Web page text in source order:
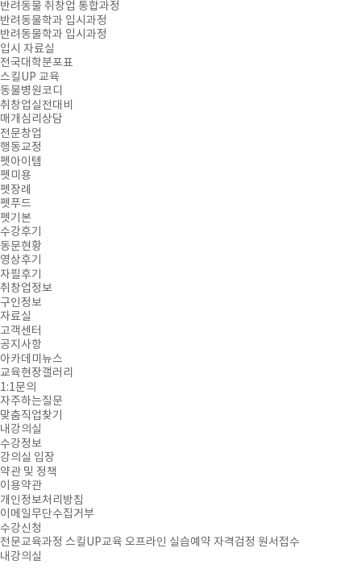
반려동물 취창업 통합과정
반려동물학과 입시과정
반려동물학과 입시과정
입시 자료실
전국대학분포표
스킬UP 교육
동물병원코디
취창업실전대비
매개심리상담
전문창업
행동교정
펫아이템
펫미용
펫장례
펫푸드
펫기본
수강후기
동문현황
영상후기
자필후기
취창업정보
구인정보
자료실
고객센터
공지사항
아카데미뉴스
교육현장갤러리
1:1문의
자주하는질문
맞춤직업찾기
내강의실
수강정보
강의실 입장
약관 및 정책
이용약관
개인정보처리방침
이메일무단수집거부
수강신청
전문교육과정 스킬UP교육 오프라인 실습예약 자격검정 원서접수
내강의실